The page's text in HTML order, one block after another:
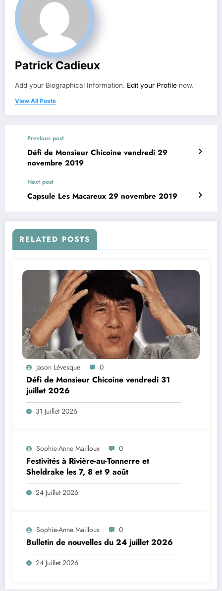
Patrick Cadieux
Add your Biographical Information. Edit your Profile now.
View All Posts
Previous post
Défi de Monsieur Chicoine vendredi 29
novembre 2019
Next post
Capsule Les Macareux 29 novembre 2019
RELATED POSTS
Jason Lévesque 0
Défi de Monsieur Chicoine vendredi 31
juillet 2026
31 Juillet 2026
Sophie-Anne Mailloux 0
Festivités à Rivière-au-Tonnerre et
Sheldrake les 7, 8 et 9 août
24 Juillet 2026
Sophie-Anne Mailloux 0
Bulletin de nouvelles du 24 juillet 2026
24 Juillet 2026